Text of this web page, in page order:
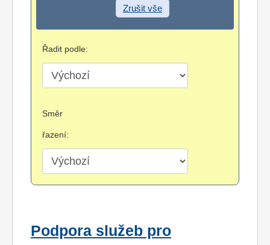
Zrušit vše
Řadit podle:
Směr
řazení:
Podpora služeb pro